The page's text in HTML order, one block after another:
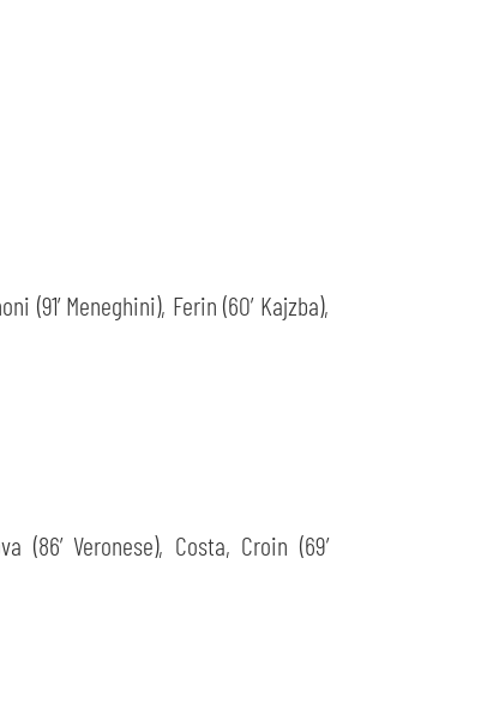
(91’ Meneghini), Ferin (60’ Kajzba),
(86’ Veronese), Costa, Croin (69’